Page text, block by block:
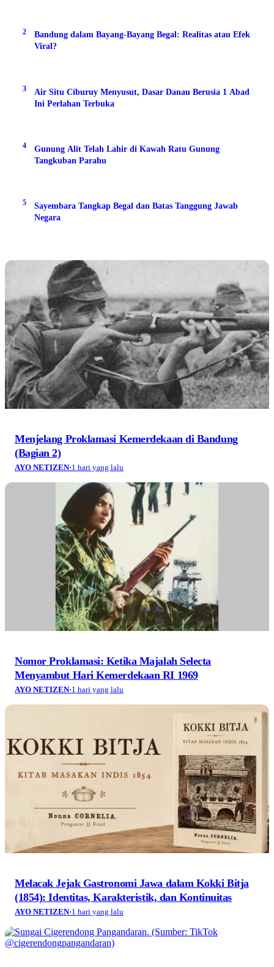
2
Bandung dalam Bayang-Bayang Begal: Realitas atau Efek
Viral?
3
Air Situ Ciburuy Menyusut, Dasar Danau Berusia 1 Abad
Ini Perlahan Terbuka
4
Gunung Alit Telah Lahir di Kawah Ratu Gunung
Tangkuban Parahu
5
Sayembara Tangkap Begal dan Batas Tanggung Jawab
Negara
Menjelang Proklamasi Kemerdekaan di Bandung
(Bagian 2)
AYO NETIZEN·1 hari yang lalu
Nomor Proklamasi: Ketika Majalah Selecta
Menyambut Hari Kemerdekaan RI 1969
AYO NETIZEN·1 hari yang lalu
Melacak Jejak Gastronomi Jawa dalam Kokki Bitja
(1854): Identitas, Karakteristik, dan Kontinuitas
AYO NETIZEN·1 hari yang lalu